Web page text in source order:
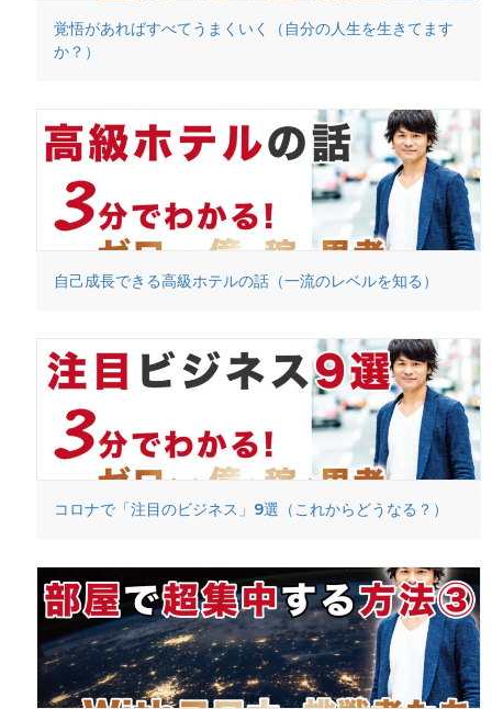
覚悟があればすべてうまくいく（自分の人生を生きてます
か？）
自己成長できる高級ホテルの話（一流のレベルを知る）
コロナで「注目のビジネス」9選（これからどうなる？）